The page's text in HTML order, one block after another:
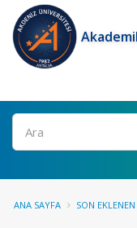
Ara
ANA SAYFA SON